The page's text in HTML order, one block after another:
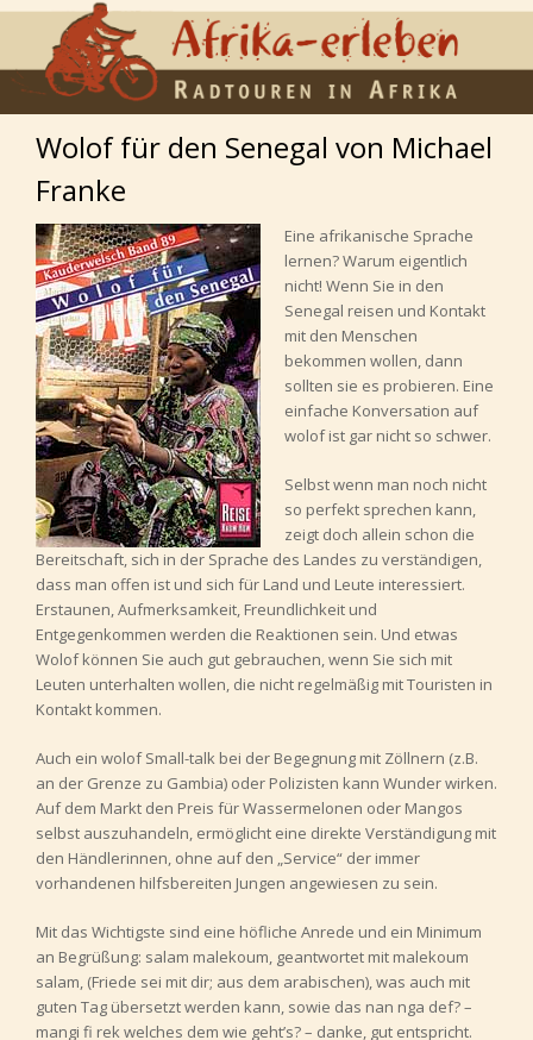
Wolof für den Senegal von Michael
Franke
Eine afrikanische Sprache
lernen? Warum eigentlich
nicht! Wenn Sie in den
Senegal reisen und Kontakt
mit den Menschen
bekommen wollen, dann
sollten sie es probieren. Eine
einfache Konversation auf
wolof ist gar nicht so schwer.
Selbst wenn man noch nicht
so perfekt sprechen kann,
zeigt doch allein schon die
Bereitschaft, sich in der Sprache des Landes zu verständigen,
dass man offen ist und sich für Land und Leute interessiert.
Erstaunen, Aufmerksamkeit, Freundlichkeit und
Entgegenkommen werden die Reaktionen sein. Und etwas
Wolof können Sie auch gut gebrauchen, wenn Sie sich mit
Leuten unterhalten wollen, die nicht regelmäßig mit Touristen in
Kontakt kommen.
Auch ein wolof Small-talk bei der Begegnung mit Zöllnern (z.B.
an der Grenze zu Gambia) oder Polizisten kann Wunder wirken.
Auf dem Markt den Preis für Wassermelonen oder Mangos
selbst auszuhandeln, ermöglicht eine direkte Verständigung mit
den Händlerinnen, ohne auf den „Service“ der immer
vorhandenen hilfsbereiten Jungen angewiesen zu sein.
Mit das Wichtigste sind eine höfliche Anrede und ein Minimum
an Begrüßung: salam malekoum, geantwortet mit malekoum
salam, (Friede sei mit dir; aus dem arabischen), was auch mit
guten Tag übersetzt werden kann, sowie das nan nga def? –
mangi fi rek welches dem wie geht’s? – danke, gut entspricht.